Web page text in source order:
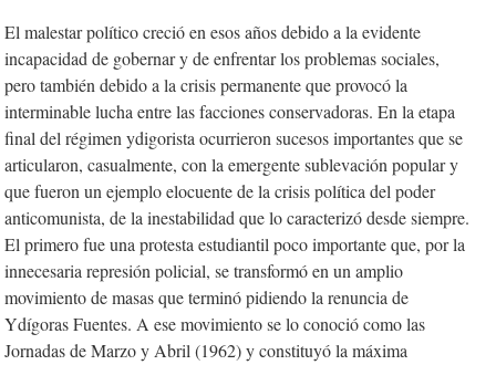
El malestar político creció en esos años debido a la evidente
incapacidad de gobernar y de enfrentar los problemas sociales,
pero también debido a la crisis permanente que provocó la
interminable lucha entre las facciones conservadoras. En la etapa
final del régimen ydigorista ocurrieron sucesos importantes que se
articularon, casualmente, con la emergente sublevación popular y
que fueron un ejemplo elocuente de la crisis política del poder
anticomunista, de la inestabilidad que lo caracterizó desde siempre.
El primero fue una protesta estudiantil poco importante que, por la
innecesaria represión policial, se transformó en un amplio
movimiento de masas que terminó pidiendo la renuncia de
Ydígoras Fuentes. A ese movimiento se lo conoció como las
Jornadas de Marzo y Abril (1962) y constituyó la máxima